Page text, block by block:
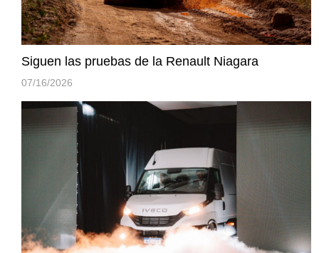
Siguen las pruebas de la Renault Niagara
07/16/2026